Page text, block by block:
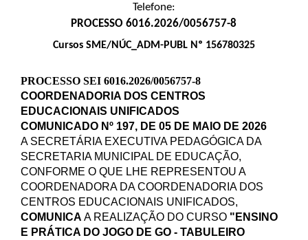
Telefone:
PROCESSO 6016.2026/0056757-8
Cursos SME/NÚC_ADM-PUBL Nº 156780325
PROCESSO SEI 6016.2026/0056757-8
COORDENADORIA DOS CENTROS
EDUCACIONAIS UNIFICADOS
COMUNICADO Nº 197, DE 05 DE MAIO DE 2026
A SECRETÁRIA EXECUTIVA PEDAGÓGICA DA
SECRETARIA MUNICIPAL DE EDUCAÇÃO,
CONFORME O QUE LHE REPRESENTOU A
COORDENADORA DA COORDENADORIA DOS
CENTROS EDUCACIONAIS UNIFICADOS,
COMUNICA A REALIZAÇÃO DO CURSO "ENSINO
E PRÁTICA DO JOGO DE GO - TABULEIRO